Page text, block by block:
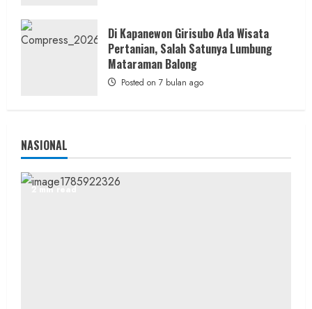
Posted on 10 jam ago
Di Kapanewon Girisubo Ada Wisata
Pertanian, Salah Satunya Lumbung
Mataraman Balong
Posted on 7 bulan ago
NASIONAL
2 min read